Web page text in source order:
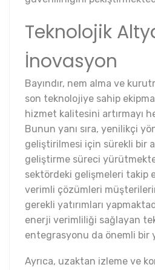
Teknolojik
İnovasyon
Bayındır, nem alma ve
son teknolojiye sahip
hizmet kalitesini artırmayı
Bunun yanı sıra, yenilikçi
geliştirilmesi için sürekli bir
geliştirme süreci
sektördeki gelişmeleri takip
verimli çözümleri
gerekli yatırımları
enerji verimliliği sağlayan
entegrasyonu da önemli bir
Ayrıca, uzaktan izleme ve